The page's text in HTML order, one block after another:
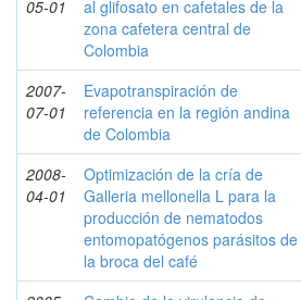
05-01
al glifosato en cafetales de la
zona cafetera central de
Colombia
2007-
07-01
Evapotranspiración de
referencia en la región andina
de Colombia
2008-
04-01
Optimización de la cría de
Galleria mellonella L para la
producción de nematodos
entomopatógenos parásitos de
la broca del café